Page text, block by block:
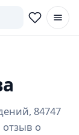
84747
отзыв о